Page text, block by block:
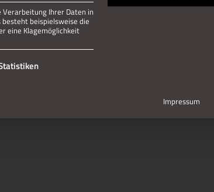
Verarbeitung Ihrer Daten in
besteht beispielsweise die
eine Klagemöglichkeit
und kann nicht abgewählt werden.
Impressum